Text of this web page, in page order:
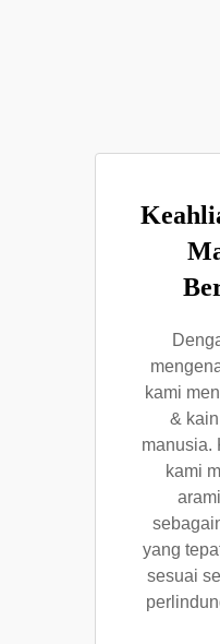
kami
&
manusia.
kami
yang
sesuai